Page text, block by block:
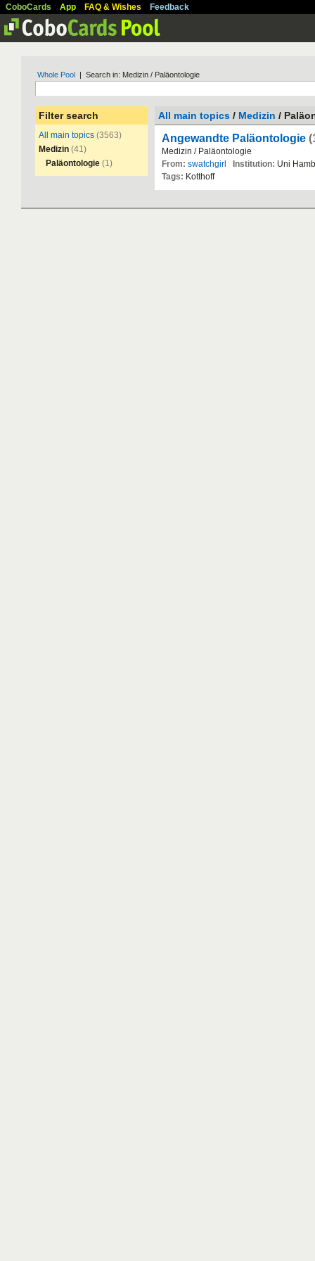
CoboCards App FAQ & Wishes Feedback
Whole Pool | Search in: Medizin / Paläontologie
Filter search
All main topics (3563)
Medizin (41)
Paläontologie (1)
All main topics / Medizin /
Angewandte Paläontologie
Medizin / Pal äontologie
From: swatchgirl Institution: Uni
Tags: Kotthoff